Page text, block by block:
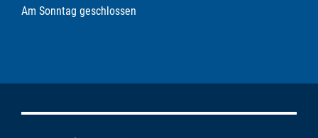
Am Sonntag geschlossen